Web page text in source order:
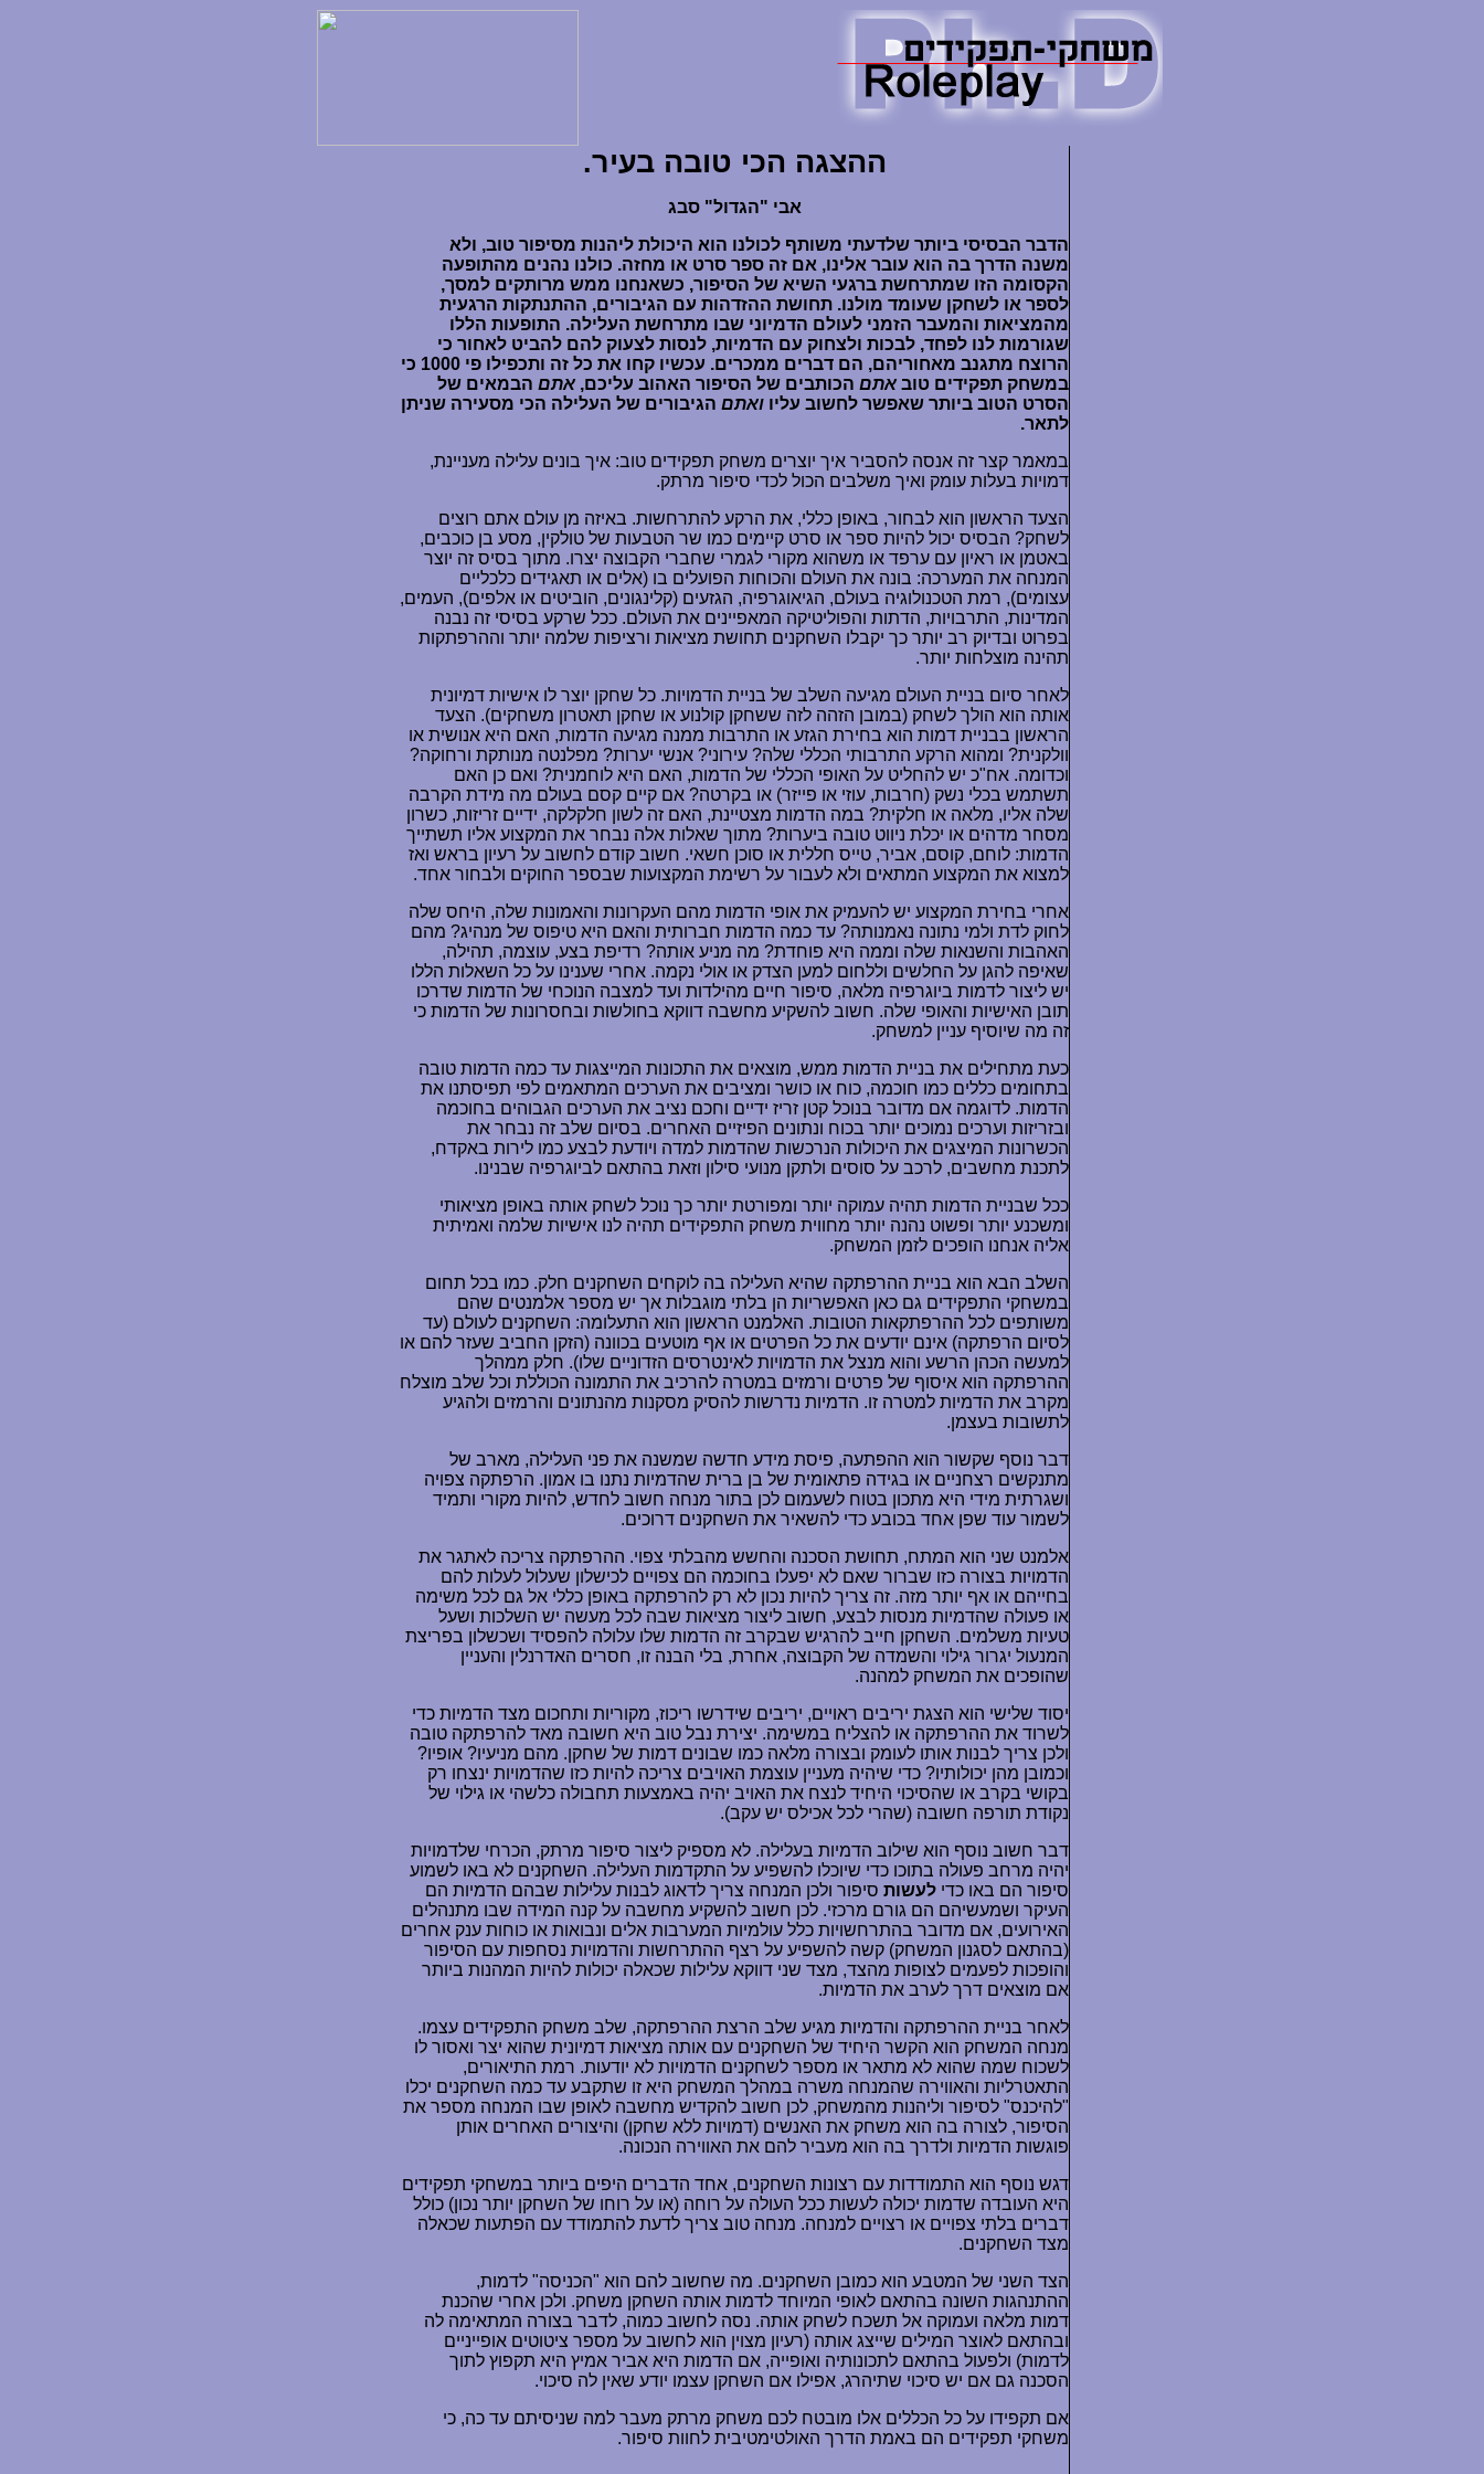
ההצגה הכי טובה בעיר.
אבי "הגדול" סבג
הדבר הבסיסי ביותר שלדעתי משותף לכולנו הוא היכולת ליהנות מסיפור טוב, ולא
משנה הדרך בה הוא עובר אלינו, אם זה ספר סרט או מחזה. כולנו נהנים מהתופעה
הקסומה הזו שמתרחשת ברגעי השיא של הסיפור, כשאנחנו ממש מרותקים למסך,
לספר או לשחקן שעומד מולנו. תחושת ההזדהות עם הגיבורים, ההתנתקות הרגעית
מהמציאות והמעבר הזמני לעולם הדמיוני שבו מתרחשת העלילה. התופעות הללו
שגורמות לנו לפחד, לבכות ולצחוק עם הדמיות, לנסות לצעוק להם להביט לאחור כי
הרוצח מתגנב מאחוריהם, הם דברים ממכרים. עכשיו קחו את כל זה ותכפילו פי 1000 כי
במשחק תפקידים טוב אתם הכותבים של הסיפור האהוב עליכם, אתם הבמאים של
הסרט הטוב ביותר שאפשר לחשוב עליו ואתם הגיבורים של העלילה הכי מסעירה שניתן
לתאר.
במאמר קצר זה אנסה להסביר איך יוצרים משחק תפקידים טוב: איך בונים עלילה מעניינת,
דמויות בעלות עומק ואיך משלבים הכול לכדי סיפור מרתק.
הצעד הראשון הוא לבחור, באופן כללי, את הרקע להתרחשות. באיזה מן עולם אתם רוצים
לשחק? הבסיס יכול להיות ספר או סרט קיימים כמו שר הטבעות של טולקין, מסע בן כוכבים,
באטמן או ראיון עם ערפד או משהוא מקורי לגמרי שחברי הקבוצה יצרו. מתוך בסיס זה יוצר
המנחה את המערכה: בונה את העולם והכוחות הפועלים בו (אלים או תאגידים כלכליים
עצומים), רמת הטכנולוגיה בעולם, הגיאוגרפיה, הגזעים (קלינגונים, הוביטים או אלפים), העמים,
המדינות, התרבויות, הדתות והפוליטיקה המאפיינים את העולם. ככל שרקע בסיסי זה נבנה
בפרוט ובדיוק רב יותר כך יקבלו השחקנים תחושת מציאות ורציפות שלמה יותר וההרפתקות
תהינה מוצלחות יותר.
לאחר סיום בניית העולם מגיעה השלב של בניית הדמויות. כל שחקן יוצר לו אישיות דמיונית
אותה הוא הולך לשחק (במובן הזהה לזה ששחקן קולנוע או שחקן תאטרון משחקים). הצעד
הראשון בבניית דמות הוא בחירת הגזע או התרבות ממנה מגיעה הדמות, האם היא אנושית או
וולקנית? ומהוא הרקע התרבותי הכללי שלה? עירוני? אנשי יערות? מפלנטה מנותקת ורחוקה?
וכדומה. אח"כ יש להחליט על האופי הכללי של הדמות, האם היא לוחמנית? ואם כן האם
תשתמש בכלי נשק (חרבות, עוזי או פייזר) או בקרטה? אם קיים קסם בעולם מה מידת הקרבה
שלה אליו, מלאה או חלקית? במה הדמות מצטיינת, האם זה לשון חלקלקה, ידיים זריזות, כשרון
מסחר מדהים או יכלת ניווט טובה ביערות? מתוך שאלות אלה נבחר את המקצוע אליו תשתייך
הדמות: לוחם, קוסם, אביר, טייס חללית או סוכן חשאי. חשוב קודם לחשוב על רעיון בראש ואז
למצוא את המקצוע המתאים ולא לעבור על רשימת המקצועות שבספר החוקים ולבחור אחד.
אחרי בחירת המקצוע יש להעמיק את אופי הדמות מהם העקרונות והאמונות שלה, היחס שלה
לחוק לדת ולמי נתונה נאמנותה? עד כמה הדמות חברותית והאם היא טיפוס של מנהיג? מהם
האהבות והשנאות שלה וממה היא פוחדת? מה מניע אותה? רדיפת בצע, עוצמה, תהילה,
שאיפה להגן על החלשים וללחום למען הצדק או אולי נקמה. אחרי שענינו על כל השאלות הללו
יש ליצור לדמות ביוגרפיה מלאה, סיפור חיים מהילדות ועד למצבה הנוכחי של הדמות שדרכו
תובן האישיות והאופי שלה. חשוב להשקיע מחשבה דווקא בחולשות ובחסרונות של הדמות כי
זה מה שיוסיף עניין למשחק.
כעת מתחילים את בניית הדמות ממש, מוצאים את התכונות המייצגות עד כמה הדמות טובה
בתחומים כללים כמו חוכמה, כוח או כושר ומציבים את הערכים המתאמים לפי תפיסתנו את
הדמות. לדוגמה אם מדובר בנוכל קטן זריז ידיים וחכם נציב את הערכים הגבוהים בחוכמה
ובזריזות וערכים נמוכים יותר בכוח ונתונים הפיזיים האחרים. בסיום שלב זה נבחר את
הכשרונות המיצגים את היכולות הנרכשות שהדמות למדה ויודעת לבצע כמו לירות באקדח,
לתכנת מחשבים, לרכב על סוסים ולתקן מנועי סילון וזאת בהתאם לביוגרפיה שבנינו.
ככל שבניית הדמות תהיה עמוקה יותר ומפורטת יותר כך נוכל לשחק אותה באופן מציאותי
ומשכנע יותר ופשוט נהנה יותר מחווית משחק התפקידים תהיה לנו אישיות שלמה ואמיתית
אליה אנחנו הופכים לזמן המשחק.
השלב הבא הוא בניית ההרפתקה שהיא העלילה בה לוקחים השחקנים חלק. כמו בכל תחום
במשחקי התפקידים גם כאן האפשריות הן בלתי מוגבלות אך יש מספר אלמנטים שהם
משותפים לכל ההרפתקאות הטובות. האלמנט הראשון הוא התעלומה: השחקנים לעולם (עד
לסיום הרפתקה) אינם יודעים את כל הפרטים או אף מוטעים בכוונה (הזקן החביב שעזר להם או
למעשה הכהן הרשע והוא מנצל את הדמויות לאינטרסים הזדוניים שלו). חלק ממהלך
ההרפתקה הוא איסוף של פרטים ורמזים במטרה להרכיב את התמונה הכוללת וכל שלב מוצלח
מקרב את הדמיות למטרה זו. הדמיות נדרשות להסיק מסקנות מהנתונים והרמזים ולהגיע
לתשובות בעצמן.
דבר נוסף שקשור הוא ההפתעה, פיסת מידע חדשה שמשנה את פני העלילה, מארב של
מתנקשים רצחניים או בגידה פתאומית של בן ברית שהדמיות נתנו בו אמון. הרפתקה צפויה
ושגרתית מידי היא מתכון בטוח לשעמום לכן בתור מנחה חשוב לחדש, להיות מקורי ותמיד
לשמור עוד שפן אחד בכובע כדי להשאיר את השחקנים דרוכים.
אלמנט שני הוא המתח, תחושת הסכנה והחשש מהבלתי צפוי. ההרפתקה צריכה לאתגר את
הדמויות בצורה כזו שברור שאם לא יפעלו בחוכמה הם צפויים לכישלון שעלול לעלות להם
בחייהם או אף יותר מזה. זה צריך להיות נכון לא רק להרפתקה באופן כללי אל גם לכל משימה
או פעולה שהדמיות מנסות לבצע, חשוב ליצור מציאות שבה לכל מעשה יש השלכות ושעל
טעיות משלמים. השחקן חייב להרגיש שבקרב זה הדמות שלו עלולה להפסיד ושכשלון בפריצת
המנעול יגרור גילוי והשמדה של הקבוצה, אחרת, בלי הבנה זו, חסרים האדרנלין והעניין
שהופכים את המשחק למהנה.
יסוד שלישי הוא הצגת יריבים ראויים, יריבים שידרשו ריכוז, מקוריות ותחכום מצד הדמיות כדי
לשרוד את ההרפתקה או להצליח במשימה. יצירת נבל טוב היא חשובה מאד להרפתקה טובה
ולכן צריך לבנות אותו לעומק ובצורה מלאה כמו שבונים דמות של שחקן. מהם מניעיו? אופיו?
וכמובן מהן יכולותיו? כדי שיהיה מעניין עוצמת האויבים צריכה להיות כזו שהדמויות ינצחו רק
בקושי בקרב או שהסיכוי היחיד לנצח את האויב יהיה באמצעות תחבולה כלשהי או גילוי של
נקודת תורפה חשובה (שהרי לכל אכילס יש עקב).
דבר חשוב נוסף הוא שילוב הדמיות בעלילה. לא מספיק ליצור סיפור מרתק, הכרחי שלדמויות
יהיה מרחב פעולה בתוכו כדי שיוכלו להשפיע על התקדמות העלילה. השחקנים לא באו לשמוע
סיפור הם באו כדי לעשות סיפור ולכן המנחה צריך לדאוג לבנות עלילות שבהם הדמיות הם
העיקר ושמעשיהם הם גורם מרכזי. לכן חשוב להשקיע מחשבה על קנה המידה שבו מתנהלים
האירועים, אם מדובר בהתרחשויות כלל עולמיות המערבות אלים ונבואות או כוחות ענק אחרים
(בהתאם לסגנון המשחק) קשה להשפיע על רצף ההתרחשות והדמויות נסחפות עם הסיפור
והופכות לפעמים לצופות מהצד, מצד שני דווקא עלילות שכאלה יכולות להיות המהנות ביותר
אם מוצאים דרך לערב את הדמיות.
לאחר בניית ההרפתקה והדמיות מגיע שלב הרצת ההרפתקה, שלב משחק התפקידים עצמו.
מנחה המשחק הוא הקשר היחיד של השחקנים עם אותה מציאות דמיונית שהוא יצר ואסור לו
לשכוח שמה שהוא לא מתאר או מספר לשחקנים הדמויות לא יודעות. רמת התיאורים,
התאטרליות והאווירה שהמנחה משרה במהלך המשחק היא זו שתקבע עד כמה השחקנים יכלו
"להיכנס" לסיפור וליהנות מהמשחק, לכן חשוב להקדיש מחשבה לאופן שבו המנחה מספר את
הסיפור, לצורה בה הוא משחק את האנשים (דמויות ללא שחקן) והיצורים האחרים אותן
פוגשות הדמיות ולדרך בה הוא מעביר להם את האווירה הנכונה.
דגש נוסף הוא התמודדות עם רצונות השחקנים, אחד הדברים היפים ביותר במשחקי תפקידים
היא העובדה שדמות יכולה לעשות ככל העולה על רוחה (או על רוחו של השחקן יותר נכון) כולל
דברים בלתי צפויים או רצויים למנחה. מנחה טוב צריך לדעת להתמודד עם הפתעות שכאלה
מצד השחקנים.
הצד השני של המטבע הוא כמובן השחקנים. מה שחשוב להם הוא "הכניסה" לדמות,
ההתנהגות השונה בהתאם לאופי המיוחד לדמות אותה השחקן משחק. ולכן אחרי שהכנת
דמות מלאה ועמוקה אל תשכח לשחק אותה. נסה לחשוב כמוה, לדבר בצורה המתאימה לה
ובהתאם לאוצר המילים שייצג אותה (רעיון מצוין הוא לחשוב על מספר ציטוטים אופייניים
לדמות) ולפעול בהתאם לתכונותיה ואופייה, אם הדמות היא אביר אמיץ היא תקפוץ לתוך
הסכנה גם אם יש סיכוי שתיהרג, אפילו אם השחקן עצמו יודע שאין לה סיכוי.
אם תקפידו על כל הכללים אלו מובטח לכם משחק מרתק מעבר למה שניסיתם עד כה, כי
משחקי תפקידים הם באמת הדרך האולטימטיבית לחוות סיפור.